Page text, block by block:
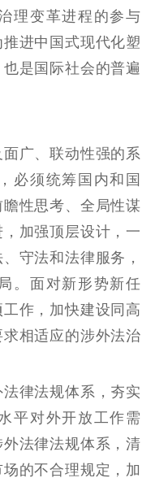
理变革进程的参与
进中国式现代化塑
是国际社会的普遍
广、联动性强的系
必须统筹国内和国
性思考、全局性谋
加强顶层设计，一
守法和法律服务，
。面对新形势新任
作，加快建设同高
相适应的涉外法治
律法规体系，夯实
平对外开放工作需
法律法规体系，清
的不合理规定，加